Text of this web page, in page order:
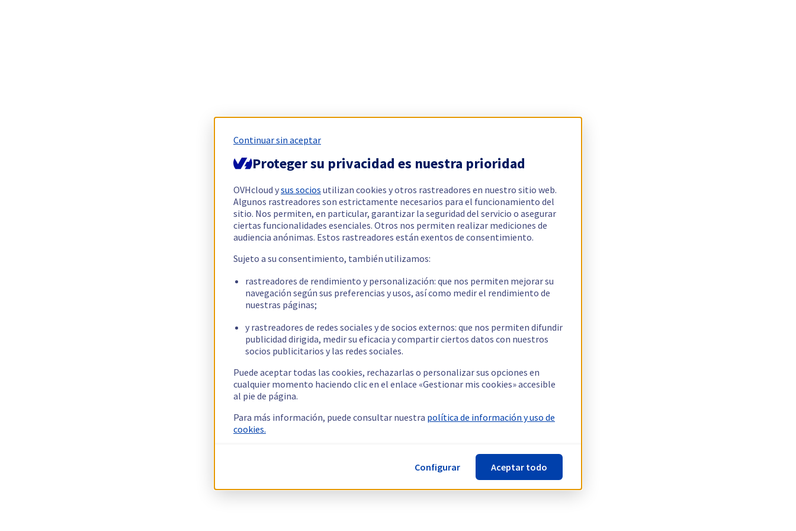
Continuar sin aceptar
Proteger su privacidad es nuestra prioridad
OVHcloud ysus socios utilizan cookies y otros rastreadores en nuestro sitio web.
Algunos rastreadores son estrictamente necesarios para el funcionamiento del
sitio. Nos permiten, en particular, garantizar la seguridad del servicio o asegurar
ciertas funcionalidades esenciales. Otros nos permiten realizar mediciones de
audiencia anónimas. Estos rastreadores están exentos de consentimiento.
Sujeto a su consentimiento, también utilizamos:
rastreadores de rendimiento y personalización: que nos permiten mejorar su
navegación según sus preferencias y usos, así como medir el rendimiento de
nuestras páginas;
y rastreadores de redes sociales y de socios externos: que nos permiten difundir
publicidad dirigida, medir su eficacia y compartir ciertos datos con nuestros
socios publicitarios y las redes sociales.
Puede aceptar todas las cookies, rechazarlas o personalizar sus opciones en
cualquier momento haciendo clic en el enlace «Gestionar mis cookies» accesible
al pie de página.
Para más información, puede consultar nuestra política de información y uso de
cookies.
Configurar Aceptar todo